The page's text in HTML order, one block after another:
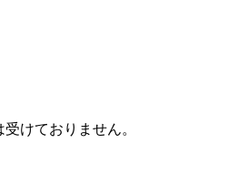
けておりません。